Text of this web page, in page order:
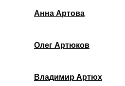
Анна Артова
Олег Артюков
Владимир Артюх